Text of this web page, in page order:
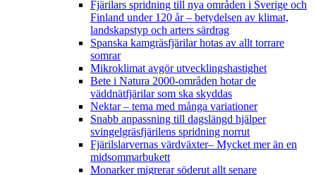
Fjärilars spridning till nya områden i Sverige och
Finland under 120 år– betydelsen av klimat,
landskapstyp och arters särdrag
Spanska kamgräsfjärilar hotas av allt torrare
somrar
Mikroklimat avgör utvecklingshastighet
Bete i Natura 2000-områden hotar de
väddnätfjärilar som ska skyddas
Nektar – tema med många variationer
Snabb anpassning till dagslängd hjälper
svingelgräsfjärilens spridning norrut
Fjärilslarvernas värdväxter– Mycket mer än en
midsommarbukett
Monarker migrerar söderut allt senare